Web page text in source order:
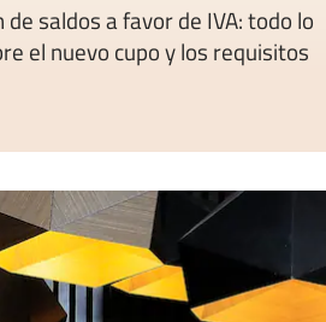
de saldos a favor de IVA: todo lo
el nuevo cupo y los requisitos